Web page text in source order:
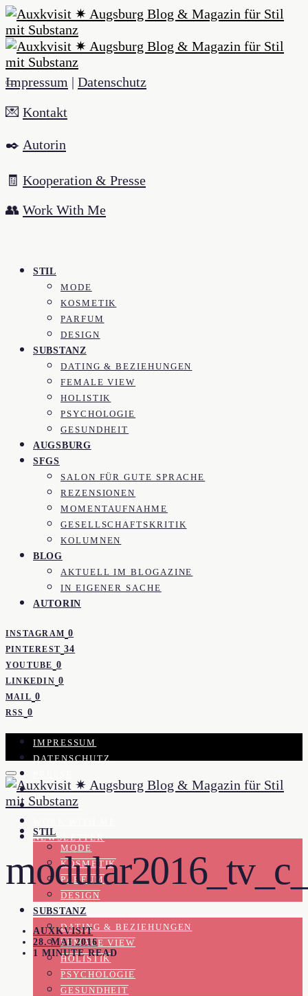
Impressum | Datenschutz
💌 Kontakt
✒️ Autorin
🧾 Kooperation & Presse
👥 Work With Me
STIL
MODE
KOSMETIK
PARFUM
DESIGN
SUBSTANZ
DATING & BEZIEHUNGEN
FEMALE VIEW
HOLISTIK
PSYCHOLOGIE
GESUNDHEIT
AUGSBURG
SFGS
SALON FÜR GUTE SPRACHE
REZENSIONEN
MOMENTAUFNAHME
GESELLSCHAFTSKRITIK
KOLUMNEN
BLOG
AKTUELL IM BLOGAZINE
IN EIGENER SACHE
AUTORIN
INSTAGRAM 0
PINTEREST 34
YOUTUBE 0
LINKEDIN 0
MAIL 0
RSS 0
IMPRESSUM
DATENSCHUTZ
KOOPERATION
KONTAKT
NEWSLETTER
STIL
MODE
KOSMETIK
PARFUM
DESIGN
SUBSTANZ
DATING & BEZIEHUNGEN
FEMALE VIEW
HOLISTIK
PSYCHOLOGIE
GESUNDHEIT
AUXKVISIT
28. MAI 2016
1 MINUTE READ